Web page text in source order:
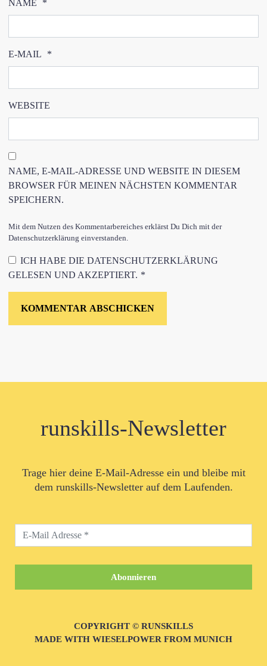
NAME *
E-MAIL *
WEBSITE
NAME, E-MAIL-ADRESSE UND WEBSITE IN DIESEM
BROWSER FÜR MEINEN NÄCHSTEN KOMMENTAR
SPEICHERN.
Mit dem Nutzen des Kommentarbereiches erklärst Du Dich mit der
Datenschutzerklärung einverstanden.
ICH HABE DIE DATENSCHUTZERKLÄRUNG
GELESEN UND AKZEPTIERT. *
runskills-Newsletter
Trage hier deine E-Mail-Adresse ein und bleibe mit
dem runskills-Newsletter auf dem Laufenden.
COPYRIGHT © RUNSKILLS
MADE WITH WIESELPOWER FROM MUNICH